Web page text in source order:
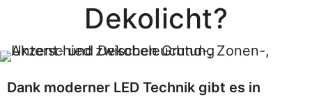
Dekolicht?
Dank moderner LED Technik gibt es in